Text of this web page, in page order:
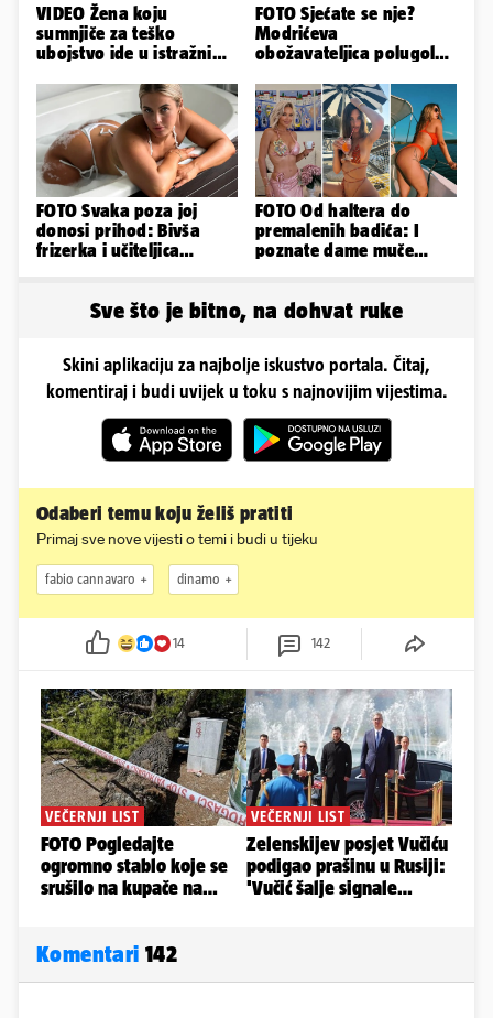
VIDEO Žena koju
sumnjiče za teško
ubojstvo ide u istražni
godina!
FOTO Sjećate se nje?
Modrićeva
obožavateljica polugola
što radi danas
FOTO Svaka poza joj
donosi prihod: Bivša
frizerka i učiteljica
FOTO Od haltera do
premalenih badića: I
poznate dame muče
Sve što je bitno, na dohvat ruke
Skini aplikaciju za najbolje iskustvo portala. Čitaj,
komentiraj i budi uvijek u toku s najnovijim vijestima.
Odaberi temu koju želiš pratiti
Primaj sve nove vijesti o temi i budi u tijeku
fabio cannavaro dinamo
14 142
Komentari 142